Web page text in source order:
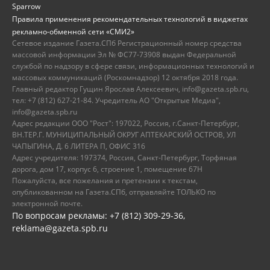
Sparrow
Правила применения рекомендательных технологий в виджетах
рекламно-обменной сети «СМИ2»
Сетевое издание Газета.СПб Регистрационный номер средства
массовой информации Эл № ФС77-73908 выдан Федеральной
службой по надзору в сфере связи, информационных технологий и
массовых коммуникаций (Роскомнадзор) 12 октября 2018 года.
Главный редактор Гущин Ярослав Алексеевич, info@gazeta.spb.ru,
тел: +7 (812) 627-21-84. Учредитель АО "Открытые Медиа",
info@gazeta.spb.ru
Адрес редакции ООО "Рост": 197022, Россия, г.Санкт-Петербург,
ВН.ТЕР.Г. МУНИЦИПАЛЬНЫЙ ОКРУГ АПТЕКАРСКИЙ ОСТРОВ, УЛ
ЧАПЫГИНА, Д. 6 ЛИТЕРА П, ОФИС 316
Адрес учредителя: 197374, Россия, Санкт-Петербург, Торфяная
дорога, дом 17, корпус 6, строение 1, помещение 67Н
Пожалуйста, все пожелания и претензии к текстам,
опубликованном на Газета.СПб, отправляйте ТОЛЬКО по
электронной почте.
По вопросам рекламы: +7 (812) 309-29-36,
reklama@gazeta.spb.ru